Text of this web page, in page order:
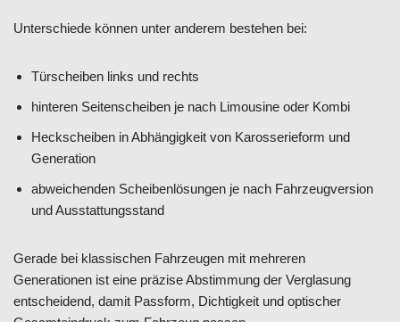
Unterschiede können unter anderem bestehen bei:
Türscheiben links und rechts
hinteren Seitenscheiben je nach Limousine oder Kombi
Heckscheiben in Abhängigkeit von Karosserieform und
Generation
abweichenden Scheibenlösungen je nach Fahrzeugversion
und Ausstattungsstand
Gerade bei klassischen Fahrzeugen mit mehreren
Generationen ist eine präzise Abstimmung der Verglasung
entscheidend, damit Passform, Dichtigkeit und optischer